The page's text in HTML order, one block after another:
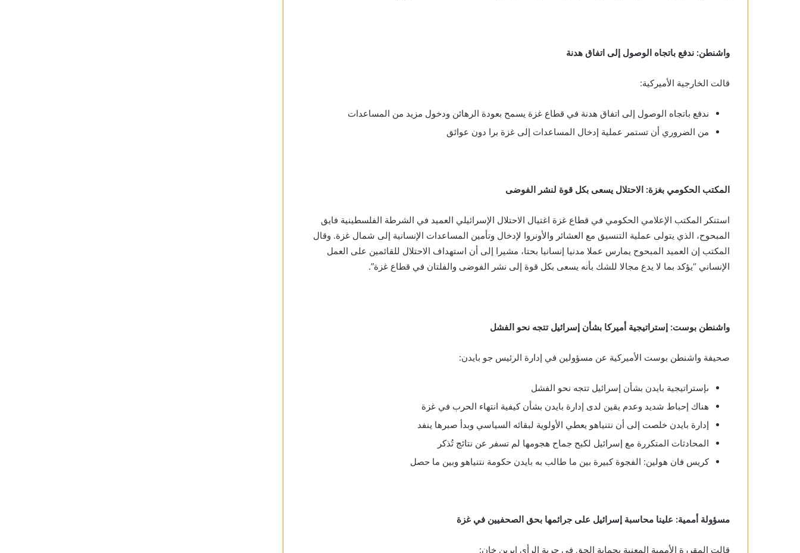
واشنطن: ندفع باتجاه الوصول إلى اتفاق هدنة
قالت الخارجية الأميركية:
ندفع باتجاه الوصول إلى اتفاق هدنة في قطاع غزة يسمح بعودة الرهائن ودخول مزيد من المساعدات
من الضروري أن تستمر عملية إدخال المساعدات إلى غزة برا دون عوائق
المكتب الحكومي بغزة: الاحتلال يسعى بكل قوة لنشر الفوضى
استنكر المكتب الإعلامي الحكومي في قطاع غزة اغتيال الاحتلال الإسرائيلي العميد في الشرطة الفلسطينية فايق
المبحوح، الذي يتولى عملية التنسيق مع العشائر والأونروا لإدخال وتأمين المساعدات الإنسانية إلى شمال غزة. وقال
المكتب إن العميد المبحوح يمارس عملا مدنيا إنسانيا بحتا، مشيرا إلى أن استهداف الاحتلال للقائمين على العمل
الإنساني “يؤكد بما لا يدع مجالا للشك بأنه يسعى بكل قوة إلى نشر الفوضى والفلتان في قطاع غزة”.
واشنطن بوست: إستراتيجية أميركا بشأن إسرائيل تتجه نحو الفشل
صحيفة واشنطن بوست الأميركية عن مسؤولين في إدارة الرئيس جو بايدن:
ىإستراتيجية بايدن بشأن إسرائيل تتجه نحو الفشل
هناك إحباط شديد وعدم يقين لدى إدارة بايدن بشأن كيفية انتهاء الحرب في غزة
إدارة بايدن خلصت إلى أن نتنياهو يعطي الأولوية لبقائه السياسي وبدأ صبرها ينفد
المحادثات المتكررة مع إسرائيل لكبح جماح هجومها لم تسفر عن نتائج تُذكر
كريس فان هولين: الفجوة كبيرة بين ما طالب به بايدن حكومة نتنياهو وبين ما حصل
مسؤولة أممية: علينا محاسبة إسرائيل على جرائمها بحق الصحفيين في غزة
قالت المقررة الأممية المعنية بحماية الحق في حرية الرأي إيرين خان: